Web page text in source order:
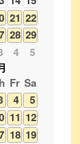
5
Sa
5
12
19
26
3